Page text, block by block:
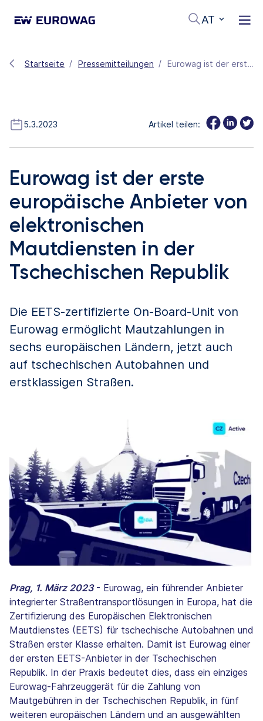
AT
Startseite Pressemitteilungen Eurowag ist der erste europäische Anbieter von elektronischen Mautdiensten in der Tschechischen Republik
5.3.2023 Artikel teilen:
Eurowag ist der erste
europäische Anbieter von
elektronischen
Mautdiensten in der
Tschechischen Republik
Die EETS-zertifizierte On-Board-Unit von
Eurowag ermöglicht Mautzahlungen in
sechs europäischen Ländern, jetzt auch
auf tschechischen Autobahnen und
erstklassigen Straßen.
Prag, 1. März 2023- Eurowag, ein führender Anbieter
integrierter Straßentransportlösungen in Europa, hat die
Zertifizierung des Europäischen Elektronischen
Mautdienstes (EETS) für tschechische Autobahnen und
Straßen erster Klasse erhalten. Damit ist Eurowag einer
der ersten EETS-Anbieter in der Tschechischen
Republik. In der Praxis bedeutet dies, dass ein einziges
Eurowag-Fahrzeuggerät für die Zahlung von
Mautgebühren in der Tschechischen Republik, in fünf
weiteren europäischen Ländern und an ausgewählten